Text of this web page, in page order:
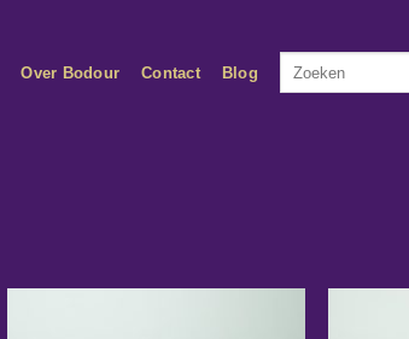
Over Bodour Contact Blog